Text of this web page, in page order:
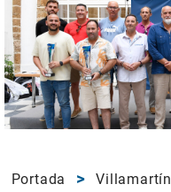
Portada Villamartín